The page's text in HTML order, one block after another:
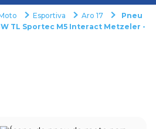
Esportiva Aro 17
Pneu
TL Sportec M5 Interact Metzeler -